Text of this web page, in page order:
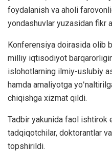
foydalanish va aholi
yondashuvlar yuzasidan fikr
Konferensiya doirasida olib
milliy iqtisodiyot
islohotlarning ilmiy-uslubiy
hamda amaliyotga
chiqishga xizmat qildi.
Tadbir yakunida faol ishtirok
tadqiqotchilar, doktorantlar
topshirildi.